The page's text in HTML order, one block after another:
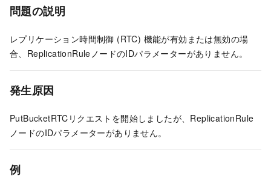
問題の説明
レプリケーション時間制御 (RTC) 機能が有効または無効の場
合、ReplicationRuleノードのIDパラメーターがありません。
発生原因
PutBucketRTCリクエストを開始しましたが、ReplicationRule
ノードのIDパラメーターがありません。
例